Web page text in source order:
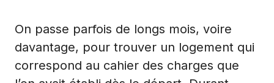
On passe parfois de longs mois, voire
davantage, pour trouver un logement qui
correspond au cahier des charges que